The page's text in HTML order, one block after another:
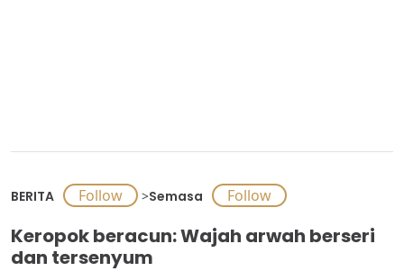
BERITA >Semasa
Keropok beracun: Wajah arwah berseri
dan tersenyum